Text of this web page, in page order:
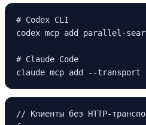
# Codex CLI
codex mcp add parallel-
# Claude Code
claude mcp add --
// Клиенты без HTTP-